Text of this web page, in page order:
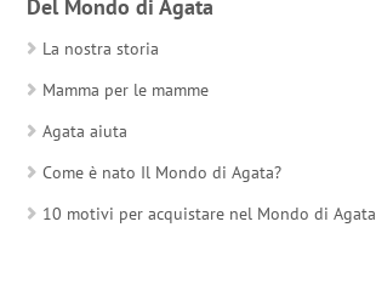
Del Mondo di Agata
La nostra storia
Mamma per le mamme
Agata aiuta
Come è nato Il Mondo di Agata?
10 motivi per acquistare nel Mondo di Agata